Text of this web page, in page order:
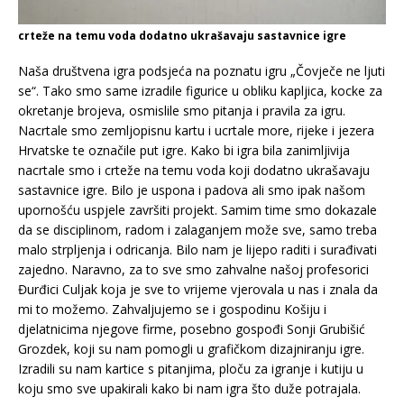
crteže na temu voda dodatno ukrašavaju sastavnice igre
Naša društvena igra podsjeća na poznatu igru „Čovječe ne ljuti
se“. Tako smo same izradile figurice u obliku kapljica, kocke za
okretanje brojeva, osmislile smo pitanja i pravila za igru.
Nacrtale smo zemljopisnu kartu i ucrtale more, rijeke i jezera
Hrvatske te označile put igre. Kako bi igra bila zanimljivija
nacrtale smo i crteže na temu voda koji dodatno ukrašavaju
sastavnice igre. Bilo je uspona i padova ali smo ipak našom
upornošću uspjele završiti projekt. Samim time smo dokazale
da se disciplinom, radom i zalaganjem može sve, samo treba
malo strpljenja i odricanja. Bilo nam je lijepo raditi i surađivati
zajedno. Naravno, za to sve smo zahvalne našoj profesorici
Đurđici Culjak koja je sve to vrijeme vjerovala u nas i znala da
mi to možemo. Zahvaljujemo se i gospodinu Košiju i
djelatnicima njegove firme, posebno gospođi Sonji Grubišić
Grozdek, koji su nam pomogli u grafičkom dizajniranju igre.
Izradili su nam kartice s pitanjima, ploču za igranje i kutiju u
koju smo sve upakirali kako bi nam igra što duže potrajala.